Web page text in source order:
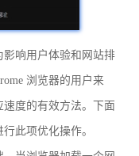
响用户体验和网站排
浏览器的用户来
度的有效方法。下面
此项优化操作。